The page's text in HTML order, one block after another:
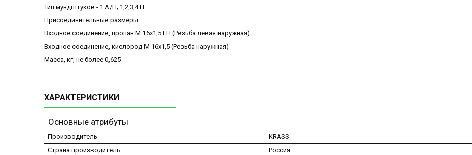
Тип мундштуков - 1 А/П; 1,2,3,4 П
Присоединительные размеры:
Входное соединение, пропан М 16х1,5 LH (Резьба левая наружная)
Входное соединение, кислород М 16х1,5 (Резьба наружная)
Масса, кг, не более 0,625
ХАРАКТЕРИСТИКИ
Основные атрибуты
Производитель
KRASS
Страна производитель
Россия